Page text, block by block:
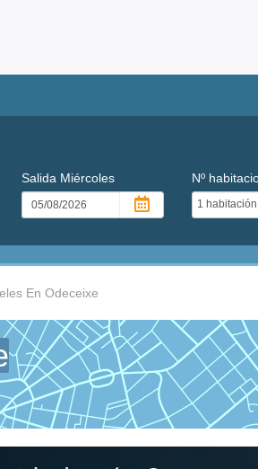
Salida Miércoles Nº
En Odeceixe